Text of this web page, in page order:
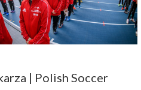
| Polish Soccer